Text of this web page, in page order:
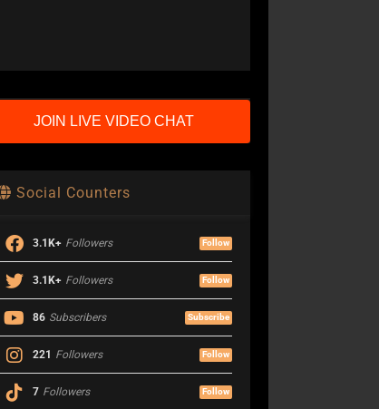
JOIN LIVE VIDEO CHAT
Social Counters
3.1K+ Followers Follow
3.1K+ Followers Follow
86 Subscribers Subscribe
221 Followers Follow
7 Followers Follow